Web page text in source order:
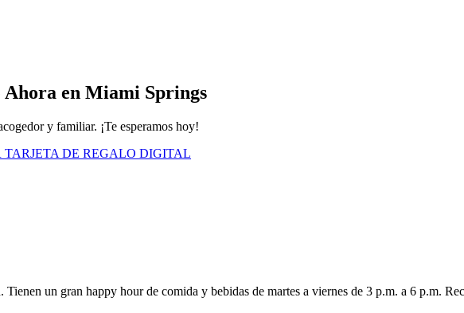
en Miami Springs
y familiar. ¡Te esperamos hoy!
TARJETA DE REGALO DIGITAL
un gran happy hour de comida y bebidas de martes a viernes de 3 p.m. a 6 p.m.